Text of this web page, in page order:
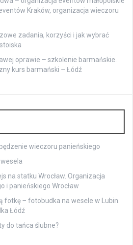
Kraków, organizacja wieczoru
zadania, korzyści i jak wybrać
oprawie – szkolenie barmańskie.
kurs barmański – Łódź
wieczoru panieńskiego
na statku Wrocław. Organizacja
i panieńskiego Wrocław
fotkę – fotobudka na wesele w Lubin.
Łódź
do tańca ślubne?